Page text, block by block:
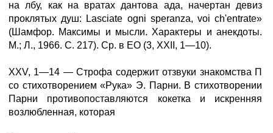
на лбу, как на вратах дантова ада, начертан девиз
проклятых душ: Lasciate ogni speranza, voi ch'entrate»
(Шамфор. Максимы и мысли. Характеры и анекдоты.
М.; Л., 1966. С. 217). Ср. в ЕО (3, XXII, 1—10).
XXV, 1—14 — Строфа содержит отзвуки знакомства П
со стихотворением «Рука» Э. Парни. В стихотворении
Парни противопоставляются кокетка и искренняя
возлюбленная, которая